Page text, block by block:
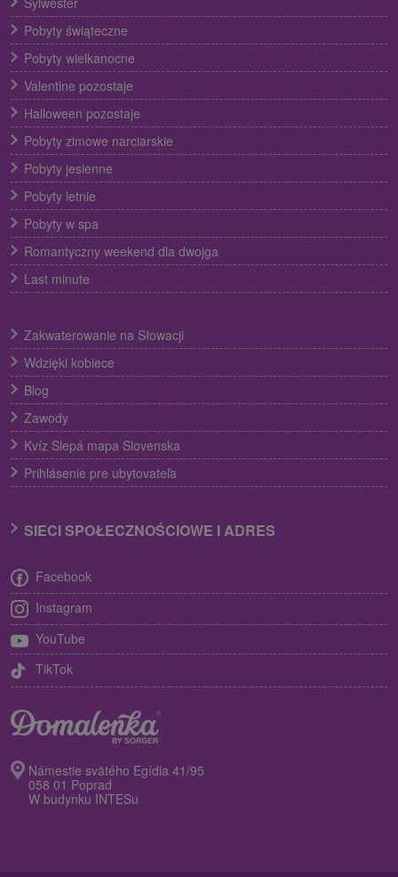
Pobyty świąteczne
Pobyty wielkanocne
Valentine pozostaje
Halloween pozostaje
Pobyty zimowe narciarskie
Pobyty jesienne
Pobyty letnie
Pobyty w spa
Romantyczny weekend dla dwojga
Last minute
Zakwaterowanie na Słowacji
Wdzięki kobiece
Blog
Zawody
Kvíz Slepá mapa Slovenska
Prihlásenie pre ubytovateľa
SIECI SPOŁECZNOŚCIOWE I ADRES
Facebook
Instagram
YouTube
TikTok
Námestie svätého Egídia 41/95
058 01 Poprad
W budynku INTESu